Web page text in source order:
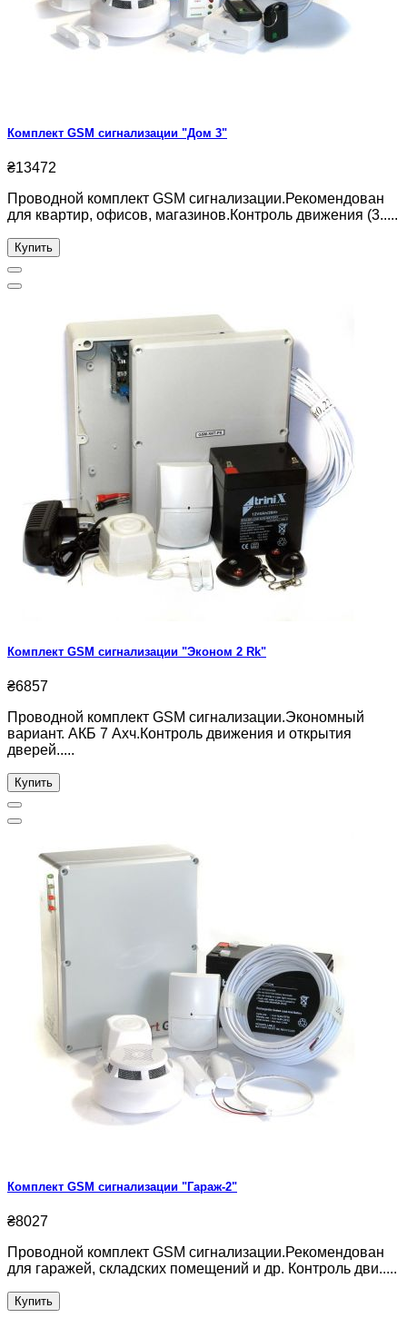
Комплект GSM сигнализации "Дом 3"
₴13472
Проводной комплект GSM сигнализации.Рекомендован
для квартир, офисов, магазинов.Контроль движения (3.....
Купить
Комплект GSM сигнализации "Эконом 2 Rk"
₴6857
Проводной комплект GSM сигнализации.Экономный
вариант. АКБ 7 Ахч.Контроль движения и открытия
дверей.....
Купить
Комплект GSM сигнализации "Гараж-2"
₴8027
Проводной комплект GSM сигнализации.Рекомендован
для гаражей, складских помещений и др. Контроль дви.....
Купить